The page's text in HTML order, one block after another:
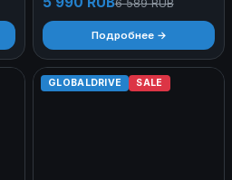
6 589 RUB
Подробнее →
GLOBALDRIVE SALE